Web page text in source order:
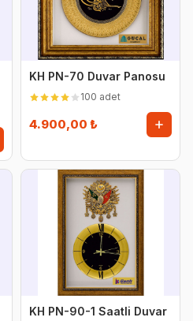
KH PN-70 Duvar Panosu
100 adet
4.900,00 ₺
KH PN-90-1 Saatli Duvar